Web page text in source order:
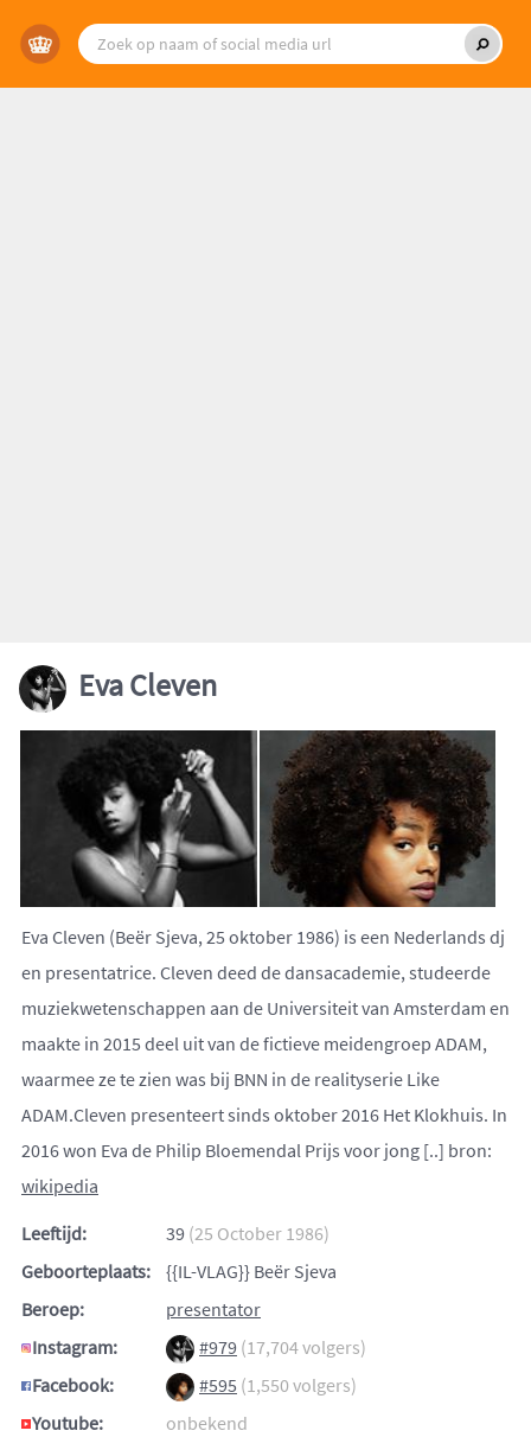
Eva Cleven
Eva Cleven (Beër Sjeva, 25 oktober 1986) is een Nederlands dj
en presentatrice. Cleven deed de dansacademie, studeerde
muziekwetenschappen aan de Universiteit van Amsterdam en
maakte in 2015 deel uit van de fictieve meidengroep ADAM,
waarmee ze te zien was bij BNN in de realityserie Like
ADAM.Cleven presenteert sinds oktober 2016 Het Klokhuis. In
2016 won Eva de Philip Bloemendal Prijs voor jong [..] bron:
wikipedia
Leeftijd:
39 (25 October 1986)
Geboorteplaats:
{{IL-VLAG}} Beër Sjeva
Beroep:
presentator
Instagram:
#979 (17,704 volgers)
Facebook:
#595 (1,550 volgers)
Youtube:
onbekend